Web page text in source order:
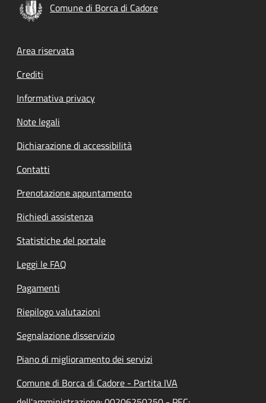
Comune di Borca di Cadore
Footer menu
Area riservata
Crediti
Informativa privacy
Note legali
Dichiarazione di accessibilità
Contatti
Prenotazione appuntamento
Richiedi assistenza
Statistiche del portale
Leggi le FAQ
Pagamenti
Riepilogo valutazioni
Segnalazione disservizio
Piano di miglioramento dei servizi
Comune di Borca di Cadore - Partita IVA